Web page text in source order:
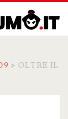
> OLTRE IL